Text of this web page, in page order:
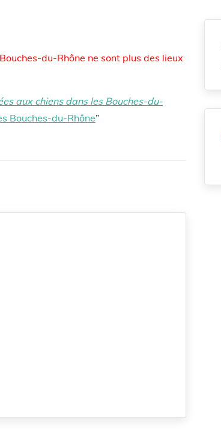
du-Rhône ne sont plus des lieux
aux chiens dans les Bouches-du-
Bouches-du-Rhône”